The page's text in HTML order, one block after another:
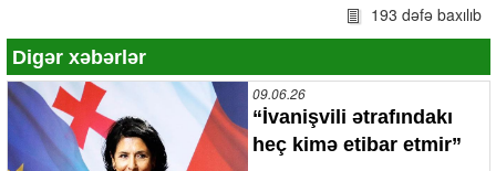
193 dəfə baxılıb
Digər xəbərlər
09.06.26
“İvanişvili ətrafındakı
heç kimə etibar etmir”